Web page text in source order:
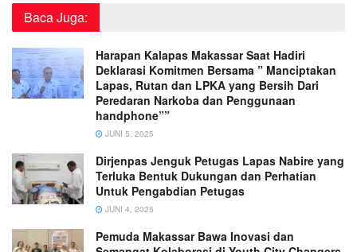
Baca Juga:
Harapan Kalapas Makassar Saat Hadiri
Deklarasi Komitmen Bersama ” Manciptakan
Lapas, Rutan dan LPKA yang Bersih Dari
Peredaran Narkoba dan Penggunaan
handphone””
JUNI 5, 2025
Dirjenpas Jenguk Petugas Lapas Nabire yang
Terluka Bentuk Dukungan dan Perhatian
Untuk Pengabdian Petugas
JUNI 4, 2025
Pemuda Makassar Bawa Inovasi dan